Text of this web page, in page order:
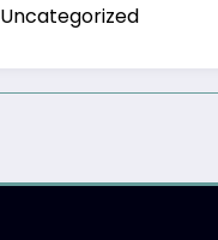
Uncategorized